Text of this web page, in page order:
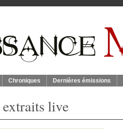
Chroniques Dernières émissions
live